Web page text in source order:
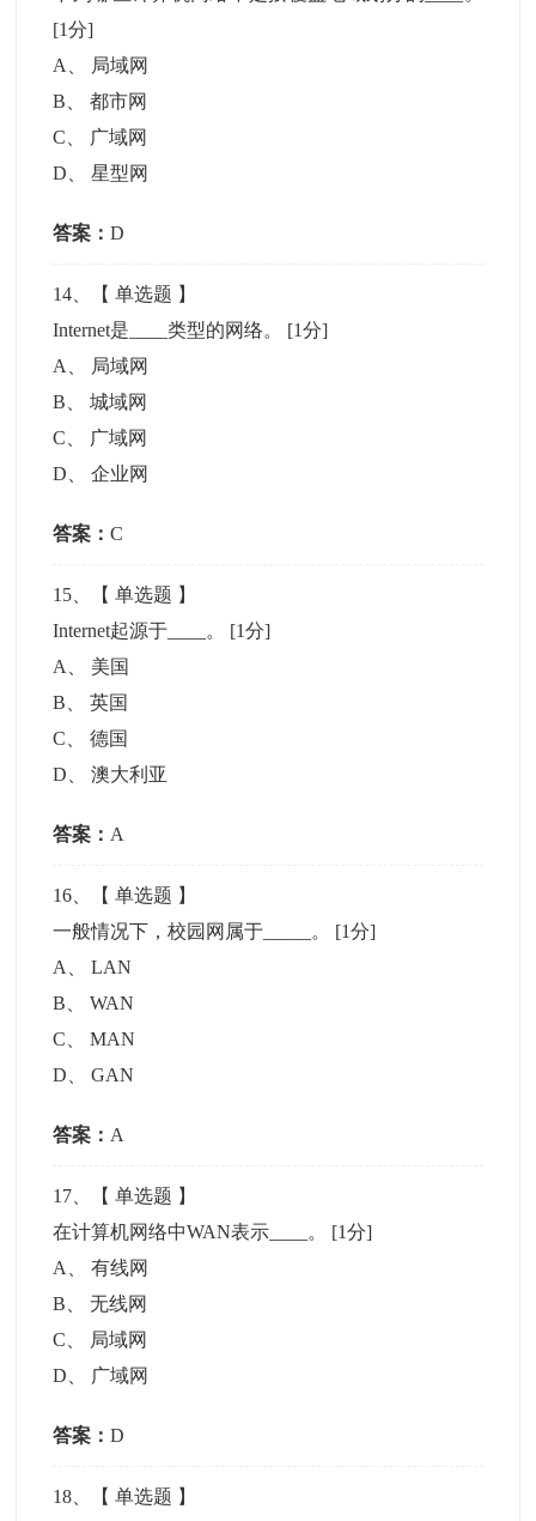
[1分]
A
局域网
B 、都市网
C
广域网
D 、星型网
答案：D
14 、【单选题 】
Internet是____类型的网络。 [1分]
A
局域网
B 、城域网
C
广域网
D 、企业网
答案：C
15 、【单选题 】
Internet起源于____。 [1分]
A
美国
B 、英国
C 、德国
D 、澳大利亚
答案： A
16 、【单选题 】
一般情况下，校园网属于_____。 [1分]
A
、LAN
B 、WAN
C 、MAN
D 、GAN
答案： A
17 、【单选题 】
在计算机网络中WAN表示____。 [1分]
A
、有线网
B 、无线网
C
局域网
D
广域网
答案：D
18 、【单选题 】